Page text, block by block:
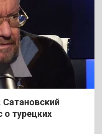
Сатановский
о турецких